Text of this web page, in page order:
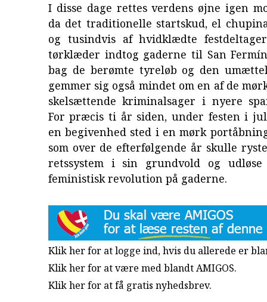
I disse dage rettes verdens øjne igen
da det traditionelle startskud, el
og tusindvis af hvidklædte
tørklæder indtog gaderne til San
bag de berømte tyreløb og den
gemmer sig også mindet om en af de
skelsættende kriminalsager i nyere
For præcis ti år siden, under festen i
en begivenhed sted i en mørk
som over de efterfølgende år skulle
retssystem i sin grundvold og
feministisk revolution på gaderne.
Klik her for at logge ind, hvis du allerede er
Klik her for at være med blandt AMIGOS.
Klik her for at få gratis nyhedsbrev.